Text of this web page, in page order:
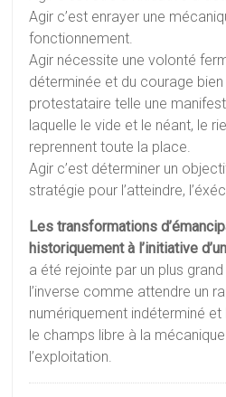
Agir c’est enrayer une
fonctionnement.
Agir nécessite une volonté
déterminée et du courage bien
protestataire telle une
laquelle le vide et le néant, le
reprennent toute la place.
Agir c’est déterminer un
stratégie pour l’atteindre,
Les transformations
historiquement à l’initiative
a été rejointe par un plus
l’inverse comme attendre un
numériquement indéterminé
le champs libre à la
l’exploitation.